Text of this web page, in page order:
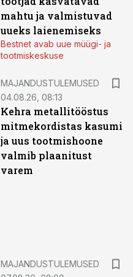
mahtu ja valmistuvad
uueks laienemiseks
Bestnet avab uue müügi- ja
tootmiskeskuse
MAJANDUSTULEMUSED
04.08.26, 08:13
Kehra metallitööstus
mitmekordistas kasumi
ja uus tootmishoone
valmib plaanitust
varem
MAJANDUSTULEMUSED